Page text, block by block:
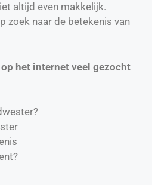
altijd even makkelijk.
zoek naar de betekenis van
het internet veel gezocht